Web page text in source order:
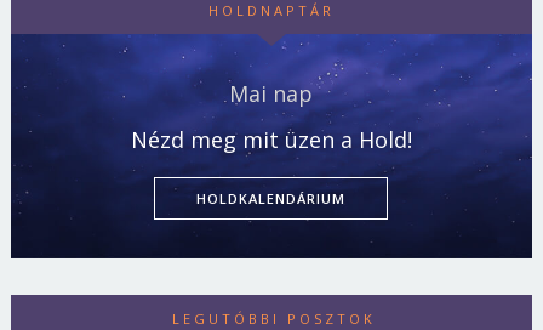
HOLDNAPTÁR
Mai nap
Nézd meg mit üzen a Hold!
HOLDKALENDÁRIUM
LEGUTÓBBI POSZTOK